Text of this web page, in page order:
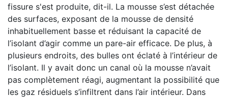
fissure s'est produite, dit-il. La mousse s’est détachée
des surfaces, exposant de la mousse de densité
inhabituellement basse et réduisant la capacité de
l’isolant d’agir comme un pare-air efficace. De plus, à
plusieurs endroits, des bulles ont éclaté à l’intérieur de
l’isolant. Il y avait donc un canal où la mousse n’avait
pas complètement réagi, augmentant la possibilité que
les gaz résiduels s’infiltrent dans l’air intérieur. Dans